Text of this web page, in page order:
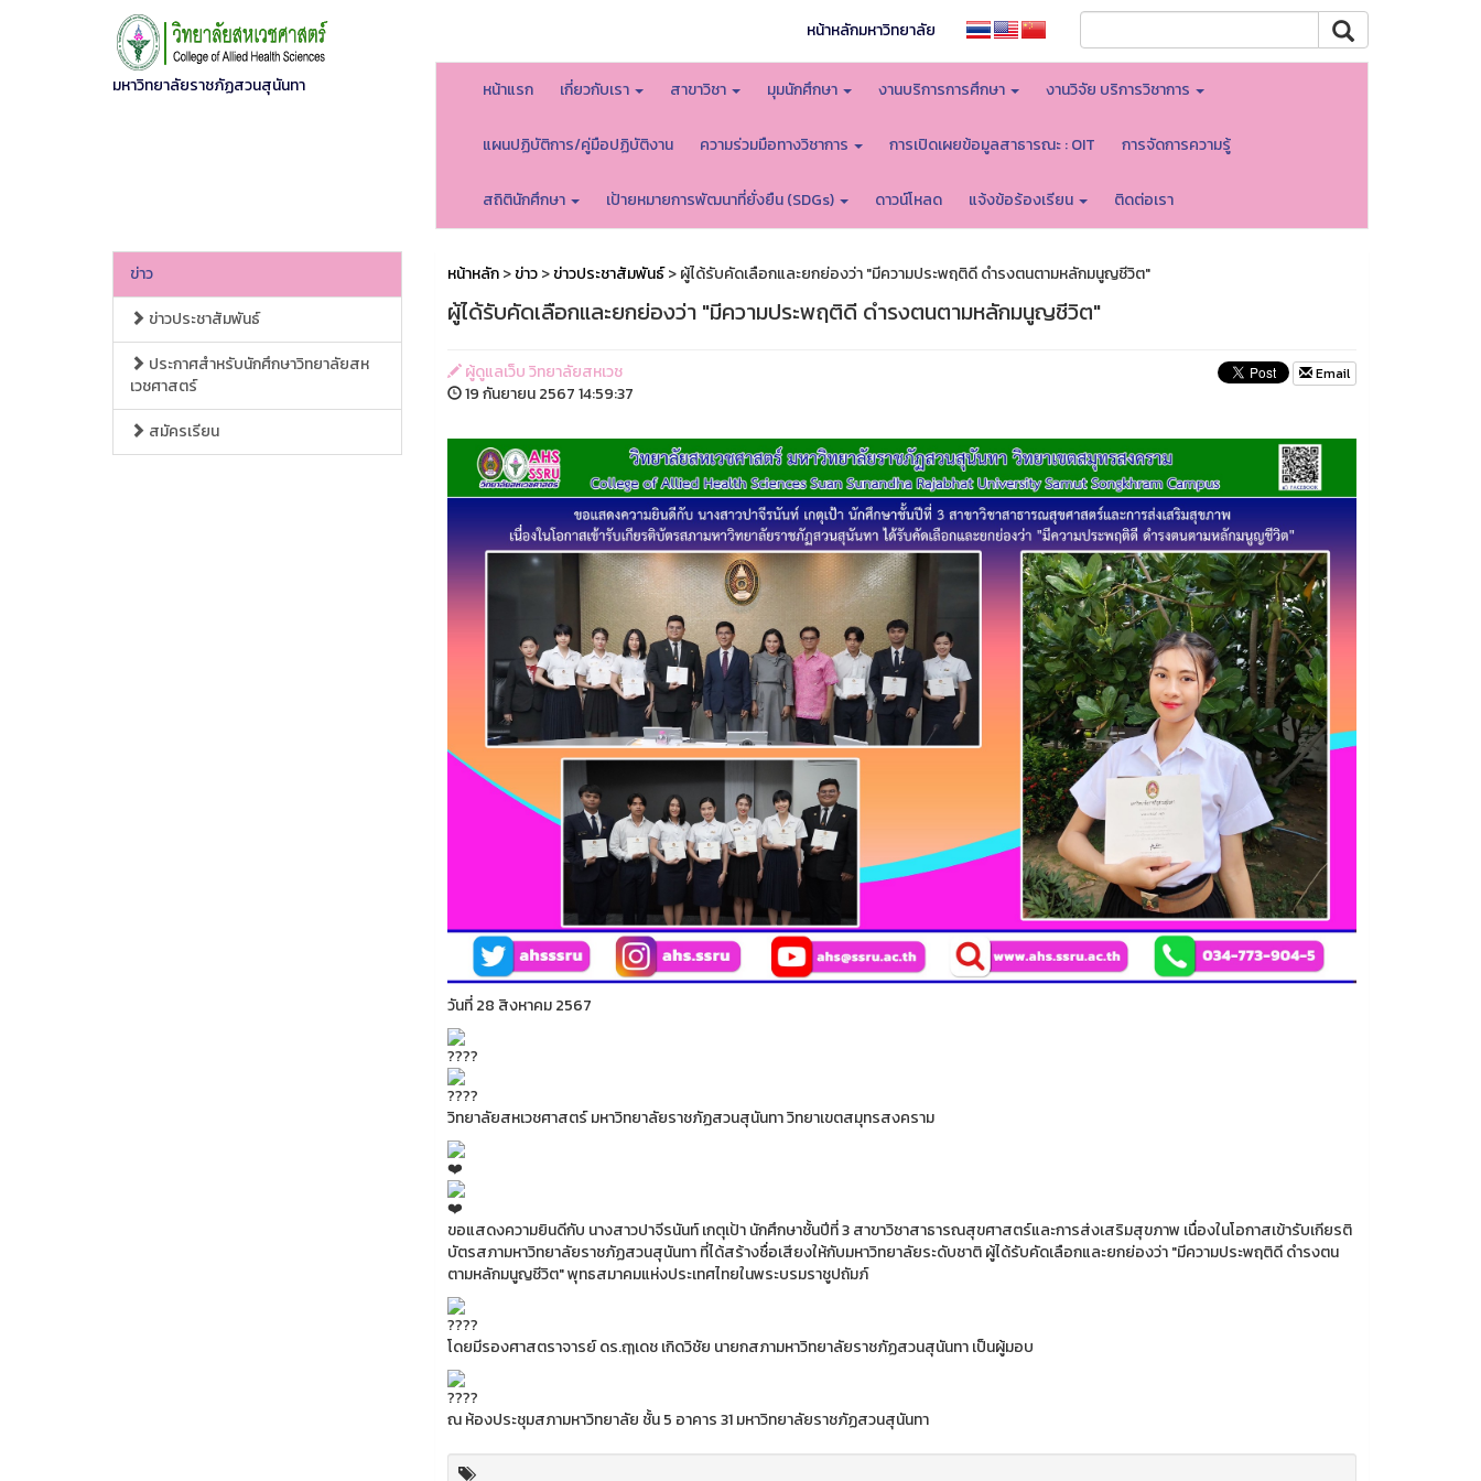
มหาวิทยาลัยราชภัฏสวนสุนันทา
หน้าหลักมหาวิทยาลัย
หน้าแรก เกี่ยวกับเรา สาขาวิชา มุมนักศึกษา งานบริการการศึกษา งานวิจัย บริการวิชาการ
แผนปฏิบัติการ/คู่มือปฏิบัติงาน ความร่วมมือทางวิชาการ การเปิดเผยข้อมูลสาธารณะ : OIT การจัดการความรู้
สถิตินักศึกษา เป้ายหมายการพัฒนาที่ยั่งยืน (SDGs) ดาวน์โหลด แจ้งข้อร้องเรียน ติดต่อเรา
ข่าว
ข่าวประชาสัมพันธ์
ประกาศสำหรับนักศึกษาวิทยาลัยสห
เวชศาสตร์
สมัครเรียน
หน้าหลัก>ข่าว>ข่าวประชาสัมพันธ์> ผู้ได้รับคัดเลือกและยกย่องว่า "มีความประพฤติดี ดำรงตนตามหลักมนูญชีวิต"
ผู้ได้รับคัดเลือกและยกย่องว่า "มีความประพฤติดี ดำรงตนตามหลักมนูญชีวิต"
ผู้ดูแลเว็บ วิทยาลัยสหเวช
19 กันยายน 2567 14:59:37
Email
วันที่ 28 สิงหาคม 2567
วิทยาลัยสหเวชศาสตร์ มหาวิทยาลัยราชภัฏสวนสุนันทา วิทยาเขตสมุทรสงคราม
ขอแสดงความยินดีกับ นางสาวปาจีรนันท์ เกตุเป้า นักศึกษาชั้นปีที่ 3 สาขาวิชาสาธารณสุขศาสตร์และการส่งเสริมสุขภาพ เนื่องในโอกาสเข้ารับเกียรติ
บัตรสภามหาวิทยาลัยราชภัฏสวนสุนันทา ที่ได้สร้างชื่อเสียงให้กับมหาวิทยาลัยระดับชาติ ผู้ได้รับคัดเลือกและยกย่องว่า "มีความประพฤติดี ดำรงตน
ตามหลักมนูญชีวิต" พุทธสมาคมแห่งประเทศไทยในพระบรมราชูปถัมภ์
โดยมีรองศาสตราจารย์ ดร.ฤๅเดช เกิดวิชัย นายกสภามหาวิทยาลัยราชภัฏสวนสุนันทา เป็นผู้มอบ
ณ ห้องประชุมสภามหาวิทยาลัย ชั้น 5 อาคาร 31 มหาวิทยาลัยราชภัฏสวนสุนันทา